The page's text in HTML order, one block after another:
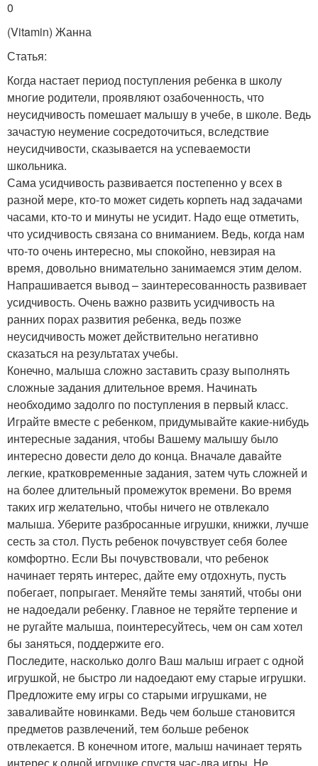
0
(Vitamin) Жанна
Статья:
Когда настает период поступления ребенка в школу
многие родители, проявляют озабоченность, что
неусидчивость помешает малышу в учебе, в школе. Ведь
зачастую неумение сосредоточиться, вследствие
неусидчивости, сказывается на успеваемости
школьника.
Сама усидчивость развивается постепенно у всех в
разной мере, кто-то может сидеть корпеть над задачами
часами, кто-то и минуты не усидит. Надо еще отметить,
что усидчивость связана со вниманием. Ведь, когда нам
что-то очень интересно, мы спокойно, невзирая на
время, довольно внимательно занимаемся этим делом.
Напрашивается вывод – заинтересованность развивает
усидчивость. Очень важно развить усидчивость на
ранних порах развития ребенка, ведь позже
неусидчивость может действительно негативно
сказаться на результатах учебы.
Конечно, малыша сложно заставить сразу выполнять
сложные задания длительное время. Начинать
необходимо задолго по поступления в первый класс.
Играйте вместе с ребенком, придумывайте какие-нибудь
интересные задания, чтобы Вашему малышу было
интересно довести дело до конца. Вначале давайте
легкие, кратковременные задания, затем чуть сложней и
на более длительный промежуток времени. Во время
таких игр желательно, чтобы ничего не отвлекало
малыша. Уберите разбросанные игрушки, книжки, лучше
сесть за стол. Пусть ребенок почувствует себя более
комфортно. Если Вы почувствовали, что ребенок
начинает терять интерес, дайте ему отдохнуть, пусть
побегает, попрыгает. Меняйте темы занятий, чтобы они
не надоедали ребенку. Главное не теряйте терпение и
не ругайте малыша, поинтересуйтесь, чем он сам хотел
бы заняться, поддержите его.
Последите, насколько долго Ваш малыш играет с одной
игрушкой, не быстро ли надоедают ему старые игрушки.
Предложите ему игры со старыми игрушками, не
заваливайте новинками. Ведь чем больше становится
предметов развлечений, тем больше ребенок
отвлекается. В конечном итоге, малыш начинает терять